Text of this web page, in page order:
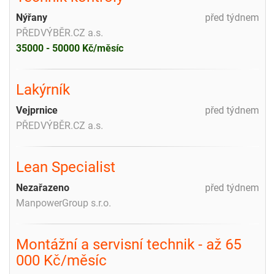
před týdnem
Nýřany
PŘEDVÝBĚR.CZ a.s.
35000 - 50000 Kč/měsíc
Lakýrník
před týdnem
Vejprnice
PŘEDVÝBĚR.CZ a.s.
Lean Specialist
před týdnem
Nezařazeno
ManpowerGroup s.r.o.
Montážní a servisní technik - až 65
000 Kč/měsíc